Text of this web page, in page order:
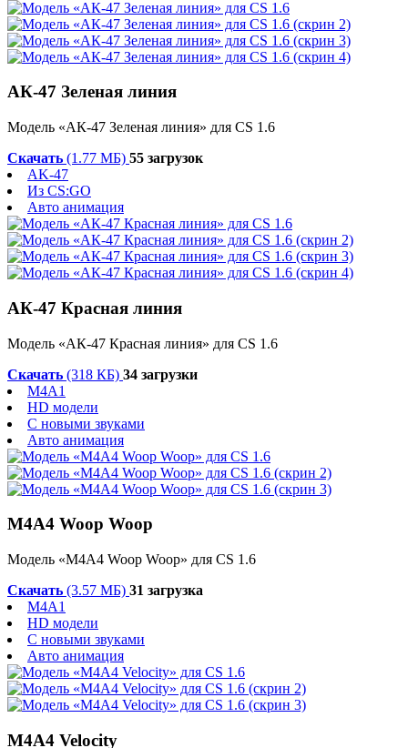
АК-47 Зеленая линия
Модель «АК-47 Зеленая линия» для CS 1.6
Скачать (1.77 МБ) 55 загрузок
AK-47
Из CS:GO
Авто анимация
АК-47 Красная линия
Модель «АК-47 Красная линия» для CS 1.6
Скачать (318 КБ) 34 загрузки
M4A1
HD модели
С новыми звуками
Авто анимация
M4A4 Woop Woop
Модель «M4A4 Woop Woop» для CS 1.6
Скачать (3.57 МБ) 31 загрузка
M4A1
HD модели
С новыми звуками
Авто анимация
M4A4 Velocity